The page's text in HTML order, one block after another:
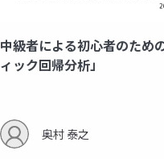
中級者による初心者のため
ィック回帰分析」
奥村 泰之